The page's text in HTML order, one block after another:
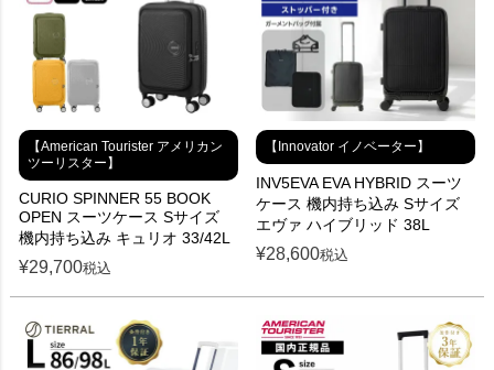
【American Tourister アメリカン
ツーリスター】
CURIO SPINNER 55 BOOK
OPEN スーツケース Sサイズ
機内持ち込み キュリオ 33/42L
¥29,700税込
【Innovator イノベーター】
INV5EVA EVA HYBRID スーツ
ケース 機内持ち込み Sサイズ
エヴァ ハイブリッド 38L
¥28,600税込